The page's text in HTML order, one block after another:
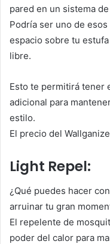
pared en un sistema
Podría ser uno de
espacio sobre tu
libre.
Esto te permitirá tener
adicional para
estilo.
El precio del
Light Repel:
¿Qué puedes hacer
arruinar tu gran
El repelente de
poder del calor para